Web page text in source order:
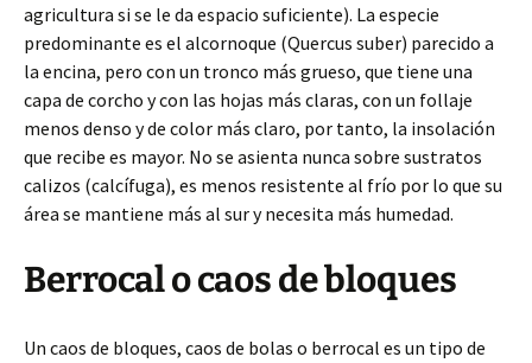
agricultura si se le da espacio suficiente). La especie
predominante es el alcornoque (Quercus suber) parecido a
la encina, pero con un tronco más grueso, que tiene una
capa de corcho y con las hojas más claras, con un follaje
menos denso y de color más claro, por tanto, la insolación
que recibe es mayor. No se asienta nunca sobre sustratos
calizos (calcífuga), es menos resistente al frío por lo que su
área se mantiene más al sur y necesita más humedad.
Berrocal o caos de bloques
Un caos de bloques, caos de bolas o berrocal es un tipo de